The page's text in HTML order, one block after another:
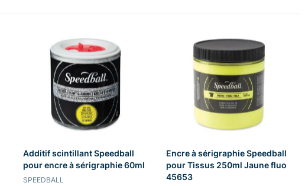
Additif scintillant Speedball
pour encre à sérigraphie 60ml
SPEEDBALL
Encre à sérigraphie Speedball
pour Tissus 250ml Jaune fluo
45653